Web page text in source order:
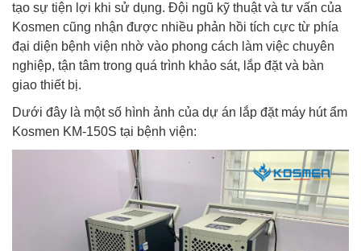
tạo sự tiện lợi khi sử dụng. Đội ngũ kỹ thuật và tư vấn của
Kosmen cũng nhận được nhiều phản hồi tích cực từ phía
đại diện bệnh viện nhờ vào phong cách làm việc chuyên
nghiệp, tận tâm trong quá trình khảo sát, lắp đặt và bàn
giao thiết bị.
Dưới đây là một số hình ảnh của dự án lắp đặt máy hút ẩm
Kosmen KM-150S tại bệnh viện: